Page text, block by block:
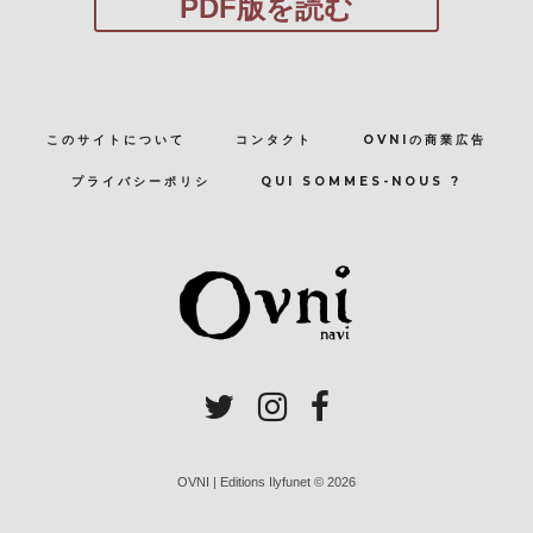
PDF版を読む
このサイトについて コンタクト OVNIの商業広告
プライバシーポリシ QUI SOMMES-NOUS ?
OVNI | Editions Ilyfunet © 2026